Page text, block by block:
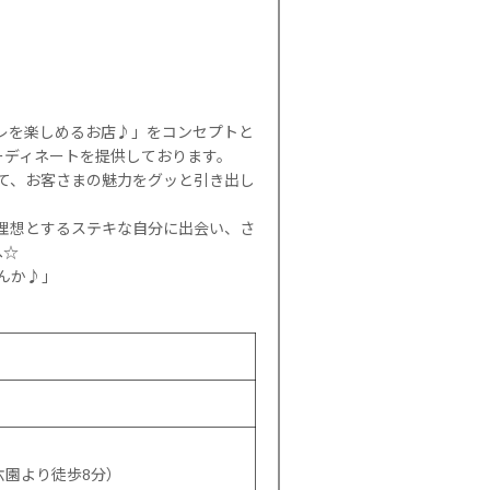
を楽しめるお店♪」をコンセプトと
ィネートを提供しております。
お客さまの魅力をグッと引き出し
想とするステキな自分に出会い、さ
☆
か♪」
より徒歩8分）